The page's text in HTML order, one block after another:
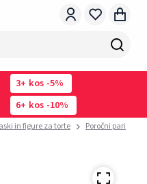
3 kos -5%
6
kos -10%
in figure za torte Poročni pari